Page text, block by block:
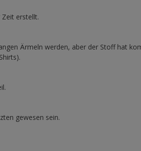
erstellt.
Ärmeln werden, aber der Stoff hat
gewesen sein.